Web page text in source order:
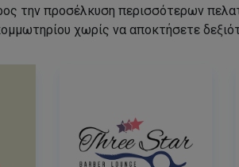
την προσέλκυση περισσότερων
χωρίς να αποκτήσετε